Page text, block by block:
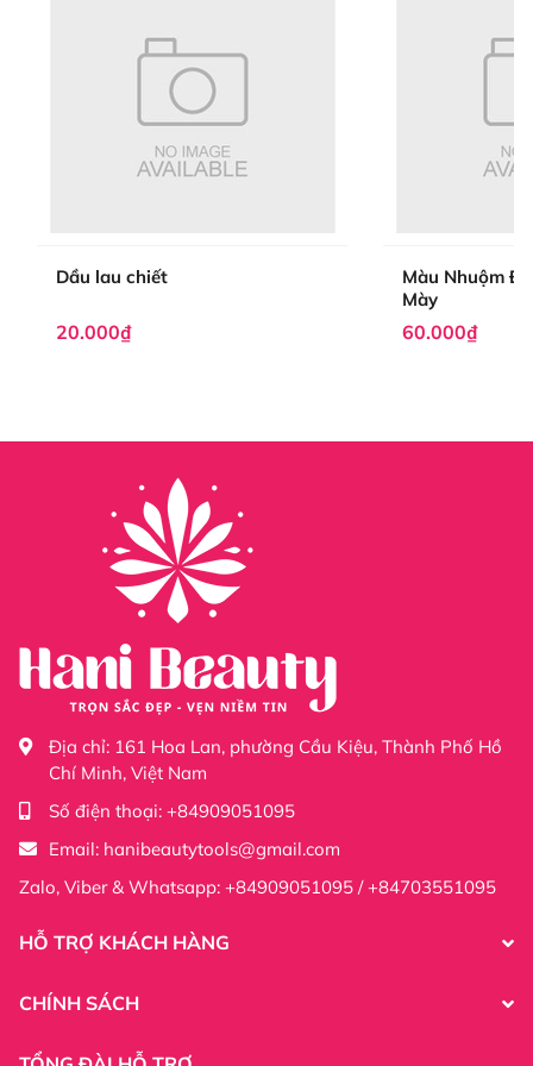
khách chờ đợi lâu để nhận hàng.
- Đối với khu vực nội thành Thành phố Hồ Chí Minh quý
- Sản phẩm được bán đi cả trên thị trường trong nước và
Ngay" hay "Thêm Vào Giỏ Hàng")
Hiện tại sản phẩm phun xăm tại Hani được bán trên tất
cả các sàn thương mại điện tử Ecommerce trong nước
và ngoài ngước, quý khách hàng có thể tìm thông tin
sản phẩm ở các gian hàng Shopee, tiktok , facebook với
từng mức giá khác nhau tùy vào các sàn.
https://shopee.vn/dungcuphunxamhani.com
Tiktok :
https://www.tiktok.com/@sieuthidonghehanibeauty
Facebook : https://www.facebook.com/profile.php?
id=61555365206677
Dầu lau chiết
20.000₫
Màu Nhuộm
Mày
60.000₫
Địa chỉ: 161 Hoa Lan, phường Cầu Kiệu, Thành Phố Hồ
Chí Minh, Việt Nam
Số điện thoại: +84909051095
Email: hanibeautytools@gmail.com
Zalo, Viber & Whatsapp: +84909051095 / +84703551095
HỖ TRỢ KHÁCH HÀNG
CHÍNH SÁCH